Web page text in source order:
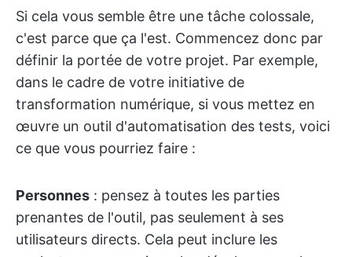
Si cela vous semble être une tâche colossale,
c'est parce que ça l'est. Commencez donc par
définir la portée de votre projet. Par exemple,
dans le cadre de votre initiative de
transformation numérique, si vous mettez en
œuvre un outil d'automatisation des tests, voici
ce que vous pourriez faire :
Personnes : pensez à toutes les parties
prenantes de l'outil, pas seulement à ses
utilisateurs directs. Cela peut inclure les